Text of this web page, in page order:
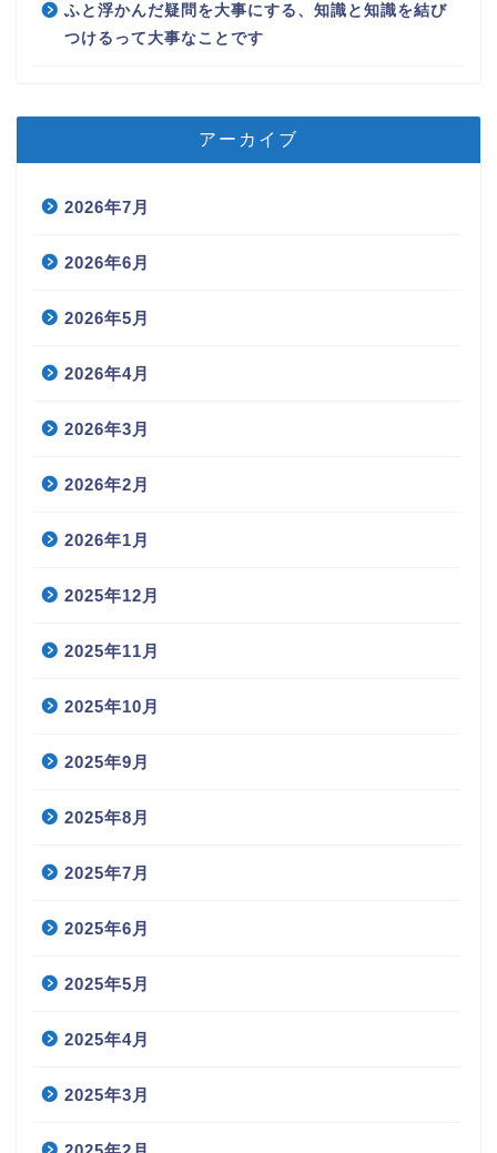
ふと浮かんだ疑問を大事にする、知識と知識を結び
つけるって大事なことです
アーカイブ
2026年7月
2026年6月
2026年5月
2026年4月
2026年3月
2026年2月
2026年1月
2025年12月
2025年11月
2025年10月
2025年9月
2025年8月
2025年7月
2025年6月
2025年5月
2025年4月
2025年3月